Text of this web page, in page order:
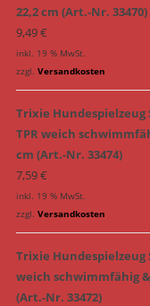
22,2 cm (Art.-Nr. 33470)
9,49€
inkl. 19 % MwSt.
zzgl. Versandkosten
Trixie Hundespielzeug
TPR weich
cm (Art.-Nr. 33474)
7,59€
inkl. 19 % MwSt.
zzgl. Versandkosten
Trixie Hundespielzeug
weich schwimmfähig
(Art.-Nr. 33472)